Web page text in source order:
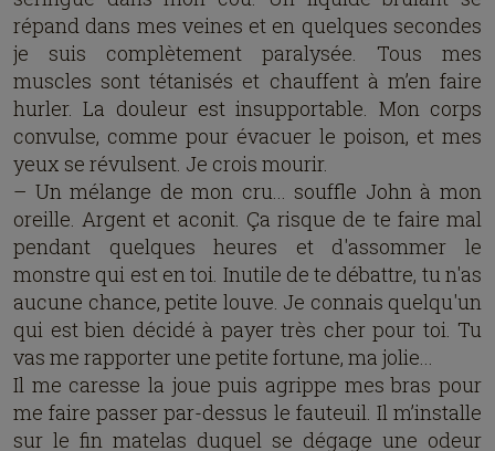
répand dans mes veines et en quelques secondes
je suis complètement paralysée. Tous mes
muscles sont tétanisés et chauffent à m’en faire
hurler. La douleur est insupportable. Mon corps
convulse, comme pour évacuer le poison, et mes
yeux se révulsent. Je crois mourir.
– Un mélange de mon cru... souffle John à mon
oreille. Argent et aconit. Ça risque de te faire mal
pendant quelques heures et d'assommer le
monstre qui est en toi. Inutile de te débattre, tu n'as
aucune chance, petite louve. Je connais quelqu'un
qui est bien décidé à payer très cher pour toi. Tu
vas me rapporter une petite fortune, ma jolie...
Il me caresse la joue puis agrippe mes bras pour
me faire passer par-dessus le fauteuil. Il m’installe
sur le fin matelas duquel se dégage une odeur